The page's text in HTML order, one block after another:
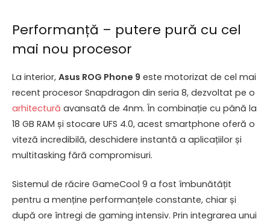
Performanță – putere pură cu cel
mai nou procesor
La interior, Asus ROG Phone 9 este motorizat de cel mai
recent procesor Snapdragon din seria 8, dezvoltat pe o
arhitectură avansată de 4nm. În combinație cu până la
18 GB RAM și stocare UFS 4.0, acest smartphone oferă o
viteză incredibilă, deschidere instantă a aplicațiilor și
multitasking fără compromisuri.
Sistemul de răcire GameCool 9 a fost îmbunătățit
pentru a menține performanțele constante, chiar și
după ore întregi de gaming intensiv. Prin integrarea unui